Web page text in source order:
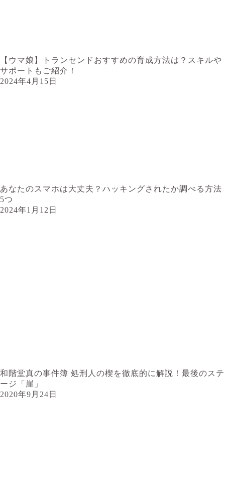
【ウマ娘】トランセンドおすすめの育成方法は？スキルや
サポートもご紹介！
2024年4月15日
あなたのスマホは大丈夫？ハッキングされたか調べる方法
5つ
2024年1月12日
和階堂真の事件簿 処刑人の楔を徹底的に解説！最後のステ
ージ「崖」
2020年9月24日